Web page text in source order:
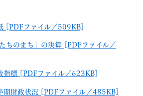
[PDFファイル／509KB]
のまち」の決算 [PDFファイル／
指標 [PDFファイル／623KB]
期財政状況 [PDFファイル／485KB]